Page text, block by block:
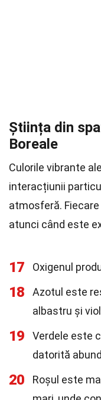
Știința din
Boreale
Culorile vibrante
interacțiunii
atmosferă.
atunci când este
17 Oxigenul
18
Azotul este
albastru și
19
Verdele este
datorită
20
Roșul este